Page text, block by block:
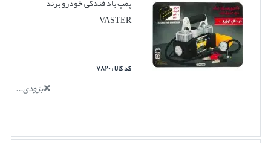
VASTER
کد کالا : ۷۸۲۰
بزودی...